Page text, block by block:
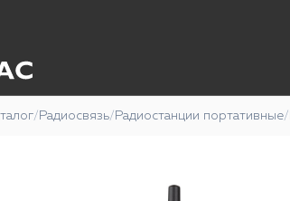
/ Радиосвязь/ Радиостанции портативные/